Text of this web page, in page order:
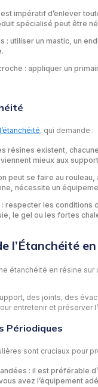
impératif d’enlever
spécialisé peut être
: utiliser un mastic, un
: appliquer un
, qui demande :
résines existent,
mieux aux
peut se faire au
nécessite un
respecter les conditions
le gel ou les fortes
l’Étanchéité
étanchéité en résine
des joints, des
entretenir et
Périodiques
sont cruciaux pour
: il est préférable
avez l’équipement